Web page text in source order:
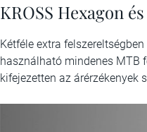
KROSS Hexagon
Kétféle extra
használható mindenes MTB
kifejezetten az árérzékenyek